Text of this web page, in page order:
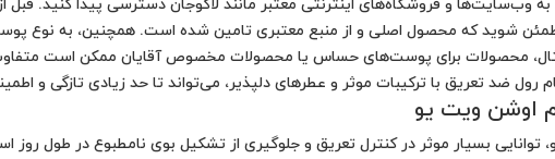
به وب‌سایت‌ها و فروشگاه‌های اینترنتی معتبر مانند لاکوجان دسترسی پیدا کنید.
شوید که محصول اصلی و از منبع معتبری تامین شده است. همچنین، به نوع
محصولات برای پوست‌های حساس یا محصولات مخصوص آقایان ممکن است متفاوت
رول ضد تعریق با ترکیبات موثر و عطرهای دلپذیر، می‌تواند تا حد زیادی تازگی و
اوشن ویت یو
بسیار موثر در کنترل تعریق و جلوگیری از تشکیل بوی نامطبوع در طول